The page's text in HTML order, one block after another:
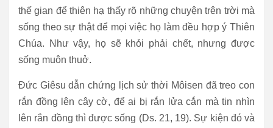
thế gian để thiên hạ thấy rõ những chuyện trên trời mà
sống theo sự thật để mọi việc họ làm đều hợp ý Thiên
Chúa. Như vậy, họ sẽ khỏi phải chết, nhưng được
sống muôn thuở.
Đức Giêsu dẫn chứng lịch sử thời Môisen đã treo con
rắn đồng lên cây cờ, để ai bị rắn lửa cắn mà tin nhìn
lên rắn đồng thì được sống (Ds. 21, 19). Sự kiện đó và